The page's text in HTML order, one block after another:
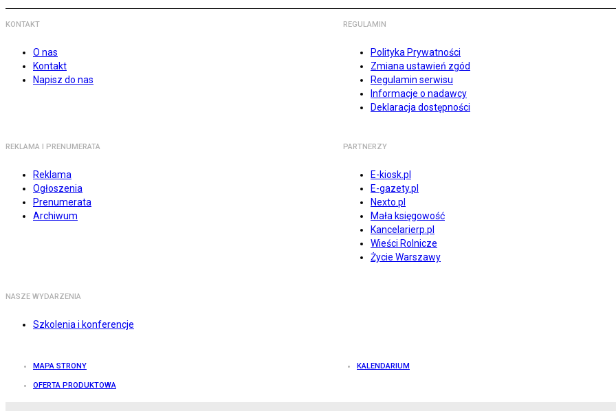
KONTAKT
O nas
Kontakt
Napisz do nas
REGULAMIN
Polityka Prywatności
Zmiana ustawień zgód
Regulamin serwisu
Informacje o nadawcy
Deklaracja dostępności
REKLAMA I PRENUMERATA
Reklama
Ogłoszenia
Prenumerata
Archiwum
PARTNERZY
E-kiosk.pl
E-gazety.pl
Nexto.pl
Mała księgowość
Kancelarierp.pl
Wieści Rolnicze
Życie Warszawy
NASZE WYDARZENIA
Szkolenia i konferencje
MAPA STRONY KALENDARIUM
OFERTA PRODUKTOWA